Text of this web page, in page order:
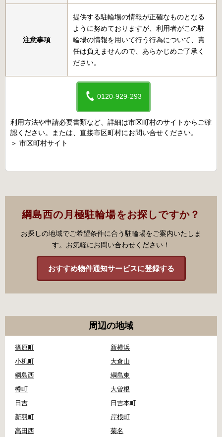
注意事項
提供する駐輪場の情報が正確なものとなる
ように努めておりますが、利用者がこの駐
輪場の情報を用いて行う行為について、責
任は負えませんので、あらかじめご了承く
ださい。
0120-929-293
利用方法や申請必要書類など、詳細は市区町村のサイトからご確
認ください。または、直接市区町村にお問い合せください。
＞ 市区町村サイト
綱島西の月極駐輪場をお探しですか？
お探しの地域でご希望条件に合う駐輪場をご案内いたしま
す。お気軽にお問い合わせください！
おすすめ物件通知サービスに登録する
周辺の地域
篠原町
新横浜
小机町
大倉山
綱島西
綱島東
樽町
大曽根
日吉
日吉本町
新羽町
岸根町
高田西
菊名